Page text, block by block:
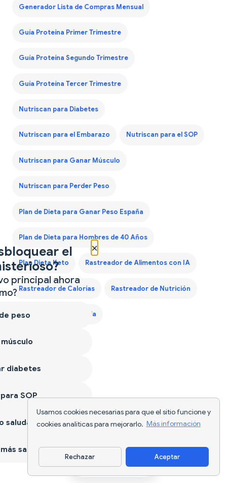
Usamos cookies necesarias para que el sitio funcione y
cookies analíticas para mejorarlo. Más información
Rechazar Aceptar
Generador Lista de Compras Mensual
Guía Proteína Primer Trimestre
Guía Proteína Segundo Trimestre
Guía Proteína Tercer Trimestre
Nutriscan para Diabetes
Nutriscan para el Embarazo Nutriscan para el SOP
Nutriscan para Ganar Músculo
Nutriscan para Perder Peso
Plan de Dieta para Ganar Peso España
Plan de Dieta para Hombres de 40 Años
Plan Dieta Keto Rastreador de Alimentos con IA
Rastreador de Calorías Rastreador de Nutrición
Seguimiento de Comida
Descargar app
×
el
principal ahora
peso
diabetes
SOP
saludable
sano